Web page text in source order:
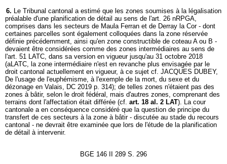
6. Le Tribunal cantonal a estimé que les zones soumises à la légalisation
préalable d'une planification de détail au sens de l'art. 26 nRPGA,
comprises dans les secteurs de Maula Ferran et de Derray la Cor - dont
certaines parcelles sont également colloquées dans la zone réservée
définie précédemment, ainsi qu'en zone constructible de coteau A ou B -
devaient être considérées comme des zones intermédiaires au sens de
l'art. 51 LATC, dans sa version en vigueur jusqu'au 31 octobre 2018
(aLATC, la zone intermédiaire n'est en revanche plus envisagée par le
droit cantonal actuellement en vigueur, à ce sujet cf. JACQUES DUBEY,
De l'usage de l'euphémisme, à l'exemple de la mort, du sexe et du
dézonage en Valais, DC 2019 p. 314); de telles zones n'étaient pas des
zones à bâtir, selon le droit fédéral, mais d'autres zones, comprenant des
terrains dont l'affectation était différée (cf. art. 18 al. 2 LAT). La cour
cantonale a en conséquence considéré que la question de principe du
transfert de ces secteurs à la zone à bâtir - discutée au stade du recours
cantonal - ne devrait être examinée que lors de l'étude de la planification
de détail à intervenir.
BGE 146 II 289 S. 296